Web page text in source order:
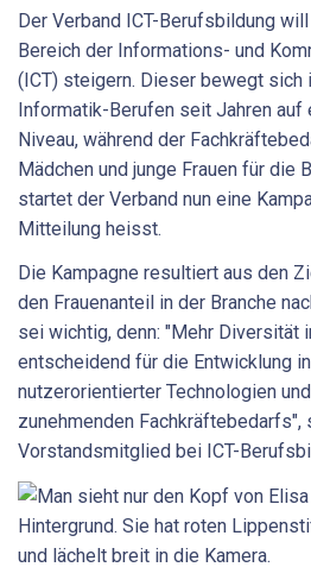
Der Verband ICT-Berufsbildung
Bereich der Informations- und
(ICT) steigern. Dieser bewegt sich
Informatik-Berufen seit Jahren auf
Niveau, während der
Mädchen und junge Frauen für die
startet der Verband nun eine
Mitteilung heisst.
Die Kampagne resultiert aus den
den Frauenanteil in der Branche
sei wichtig, denn: "Mehr Diversität
entscheidend für die Entwicklung
nutzerorientierter Technologien
zunehmenden
Vorstandsmitglied bei ICT-